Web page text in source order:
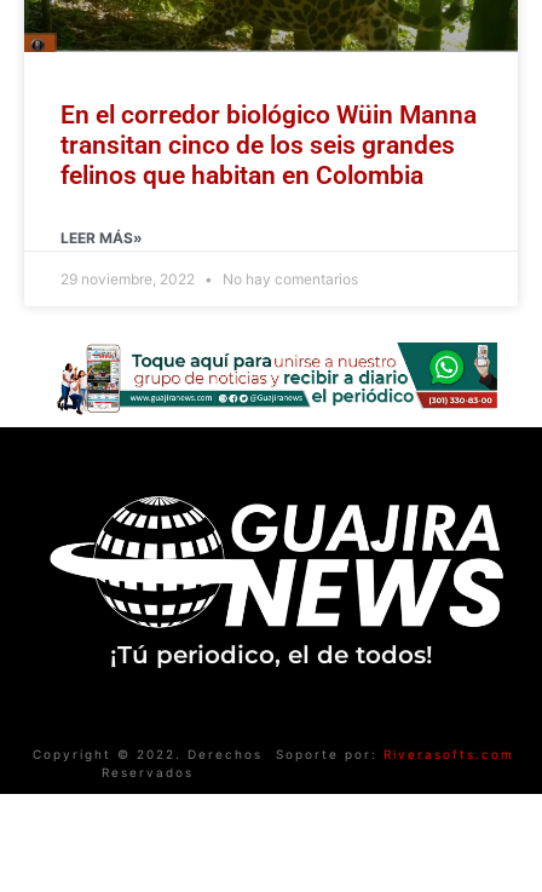
En el corredor biológico Wüin Manna
transitan cinco de los seis grandes
felinos que habitan en Colombia
LEER MÁS»
29 noviembre, 2022 No hay comentarios
¡Tú periodico, el de todos!
Copyright © 2022. Derechos
Reservados
Soporte por: Riverasofts.com